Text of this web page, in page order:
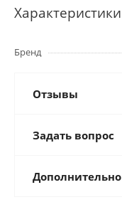
Характеристики
Бренд
Отзывы
Задать вопрос
Дополнительно